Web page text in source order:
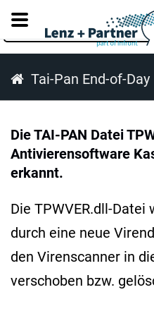
Tai-Pan End-of-Day
Die TAI-PAN Datei
Antivierensoftware
erkannt.
Die TPWVER.dll-
durch eine neue
den Virenscanner in
verschoben bzw.